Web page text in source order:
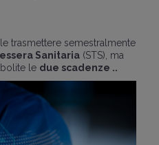
trasmettere semestralmente
Sanitaria (STS), ma
le due scadenze ..